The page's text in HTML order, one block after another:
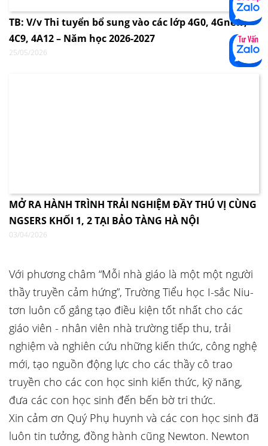
TB: V/v Thi tuyển bổ sung vào các lớp 4G0, 4Gnew,
4C9, 4A12 – Năm học 2026-2027
25/05/2026
MỞ RA HÀNH TRÌNH TRẢI NGHIỆM ĐẦY THÚ VỊ CÙNG
NGSERS KHỐI 1, 2 TẠI BẢO TÀNG HÀ NỘI
03/04/2026
Với phương châm “Mỗi nhà giáo là một một người
thầy truyền cảm hứng”, Trường Tiểu học I-sắc Niu-
tơn luôn cố gắng tạo điều kiện tốt nhất cho các
giáo viên - nhân viên nhà trường tiếp thu, trải
nghiệm và nghiên cứu những kiến thức, công nghệ
mới, tạo nguồn động lực cho các thầy cô trao
truyền cho các con học sinh kiến thức, kỹ năng,
đưa các con học sinh đến bến bờ tri thức.
Xin cảm ơn Quý Phụ huynh và các con học sinh đã
luôn tin tưởng, đồng hành cũng Newton. Newton